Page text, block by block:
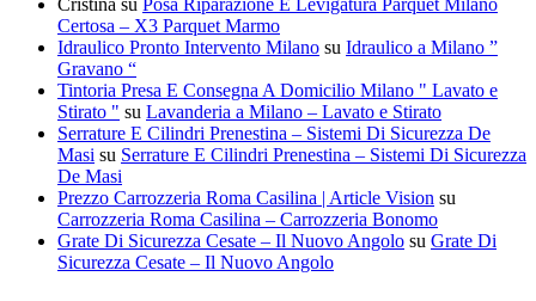
Cristina su Posa Riparazione E Levigatura Parquet Milano
Certosa – X3 Parquet Marmo
Idraulico Pronto Intervento Milano su Idraulico a Milano ”
Gravano “
Tintoria Presa E Consegna A Domicilio Milano " Lavato e
Stirato " su Lavanderia a Milano – Lavato e Stirato
Serrature E Cilindri Prenestina – Sistemi Di Sicurezza De
Masi su Serrature E Cilindri Prenestina – Sistemi Di Sicurezza
De Masi
Prezzo Carrozzeria Roma Casilina | Article Vision su
Carrozzeria Roma Casilina – Carrozzeria Bonomo
Grate Di Sicurezza Cesate – Il Nuovo Angolo su Grate Di
Sicurezza Cesate – Il Nuovo Angolo